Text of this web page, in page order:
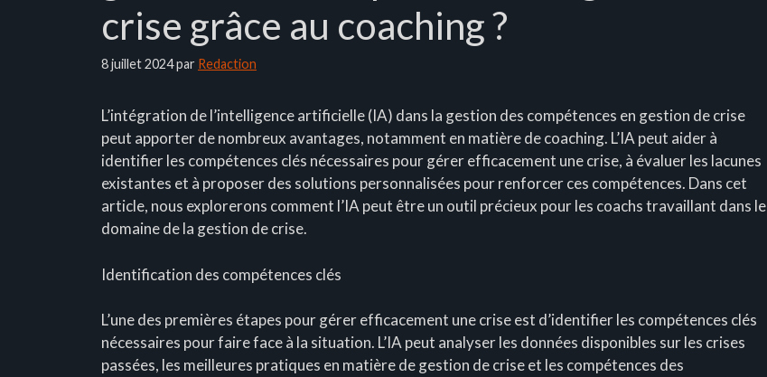
crise grâce au coaching ?
8 juillet 2024par Redaction
L’intégration de l’intelligence artificielle (IA) dans la gestion des compétences en gestion de crise
peut apporter de nombreux avantages, notamment en matière de coaching. L’IA peut aider à
identifier les compétences clés nécessaires pour gérer efficacement une crise, à évaluer les lacunes
existantes et à proposer des solutions personnalisées pour renforcer ces compétences. Dans cet
article, nous explorerons comment l’IA peut être un outil précieux pour les coachs travaillant dans le
domaine de la gestion de crise.
Identification des compétences clés
L’une des premières étapes pour gérer efficacement une crise est d’identifier les compétences clés
nécessaires pour faire face à la situation. L’IA peut analyser les données disponibles sur les crises
passées, les meilleures pratiques en matière de gestion de crise et les compétences des